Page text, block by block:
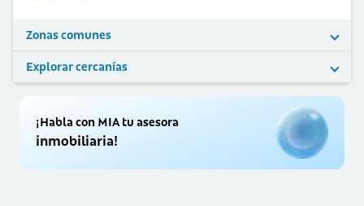
Zonas comunes
Explorar cercanías
¡Habla con MIA tu asesora
inmobiliaria!